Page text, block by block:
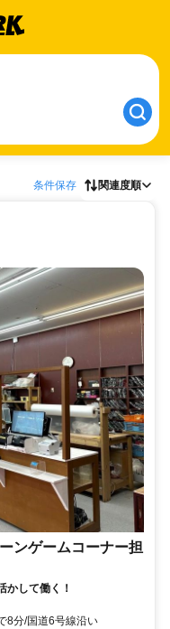
条件保存 関連度順
ンゲームコーナー担
かして働く！
8分/国道6号線沿い